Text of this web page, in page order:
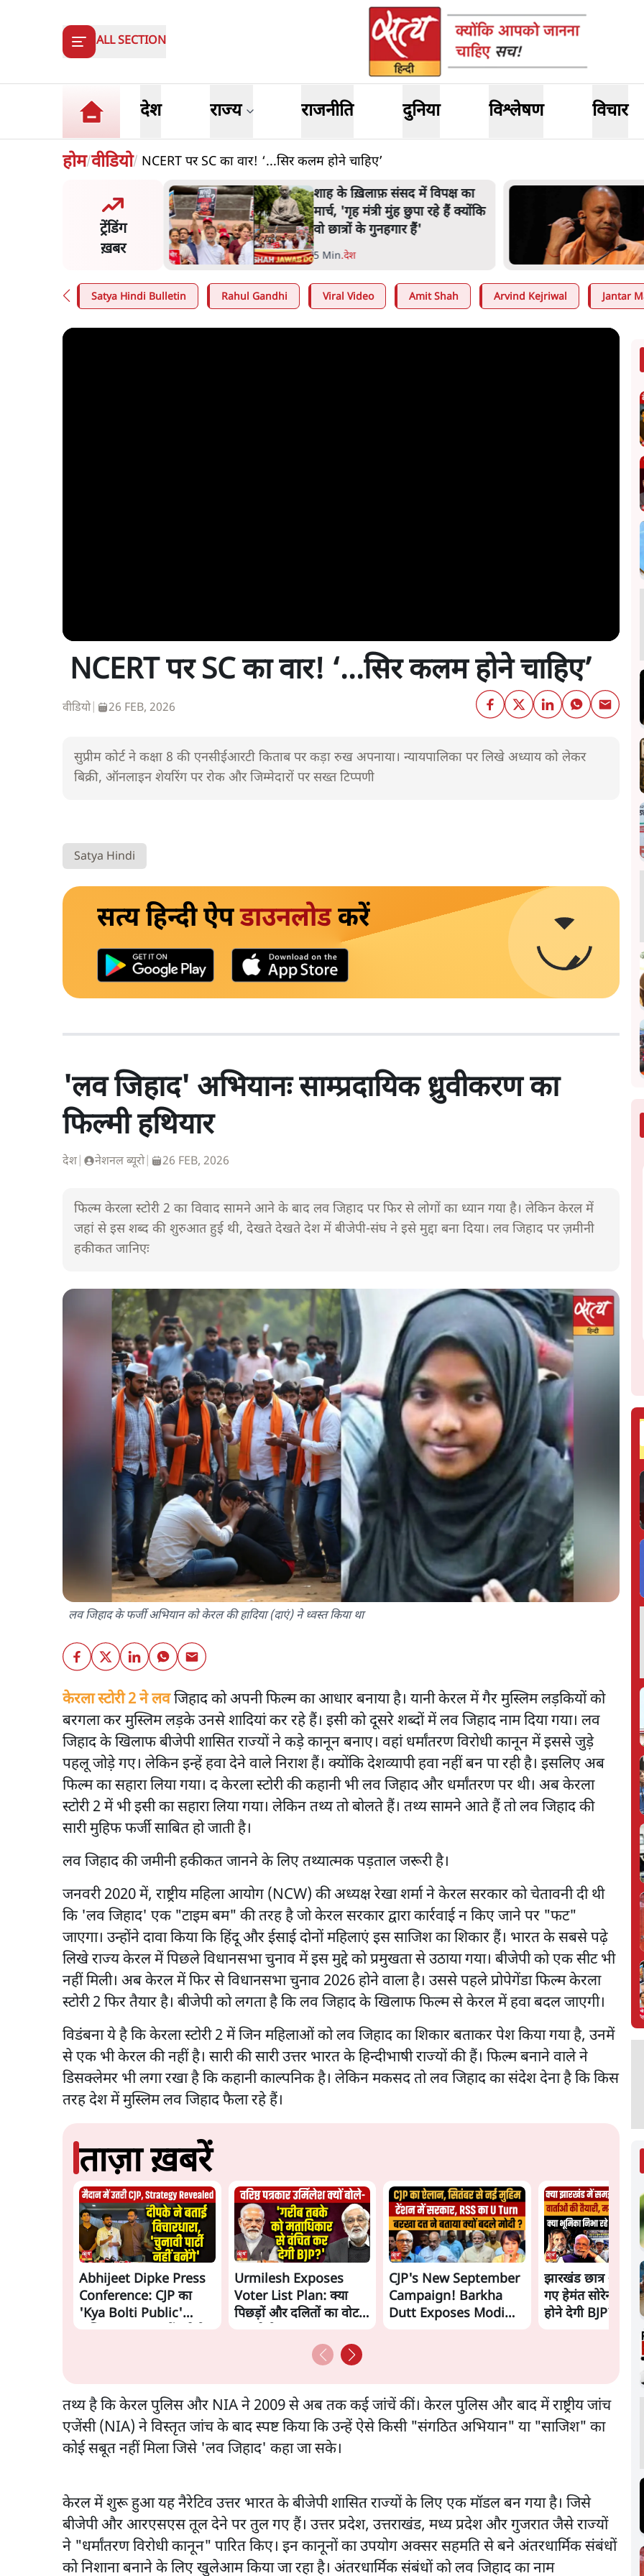
ALL SECTION
देश राज्य राजनीति दुनिया विश्लेषण विचार
होम/वीडियो/ NCERT पर SC का वार! ‘...सिर कलम होने चाहिए’
ट्रेंडिंग
ख़बर
ख़िलाफ़ संसद में विपक्ष का
'गृह मंत्री मुंह छुपा रहे हैं क्योंकि
जनता का 2.32 करोड़ रोज़ाना खर्चः
योगी सरकार ने विज्ञापनों पर उड़ाने में
मोदी 3.0 को भी पीछे छोड़ा
7 Min.उत्तर प्रदेश
Satya Hindi Bulletin Rahul Gandhi Viral Video Amit Shah Arvind Kejriwal Jantar
NCERT पर SC का वार! ‘...सिर कलम होने चाहिए’
वीडियो| 26 FEB, 2026
सुप्रीम कोर्ट ने कक्षा 8 की एनसीईआरटी किताब पर कड़ा रुख अपनाया। न्यायपालिका पर लिखे अध्याय को लेकर
बिक्री, ऑनलाइन शेयरिंग पर रोक और जिम्मेदारों पर सख्त टिप्पणी
Satya Hindi
सत्य हिन्दी ऐपडाउनलोडकरें
'लव जिहाद' अभियानः साम्प्रदायिक ध्रुवीकरण का
फिल्मी हथियार
देश नेशनल ब्यूरो| 26 FEB, 2026
फिल्म केरला स्टोरी 2 का विवाद सामने आने के बाद लव जिहाद पर फिर से लोगों का ध्यान गया है। लेकिन केरल में
जहां से इस शब्द की शुरुआत हुई थी, देखते देखते देश में बीजेपी-संघ ने इसे मुद्दा बना दिया। लव जिहाद पर ज़मीनी
हकीकत जानिएः
लव जिहाद के फर्जी अभियान को केरल की हादिया (दाएं) ने ध्वस्त किया था
केरला स्टोरी 2 ने लवजिहाद को अपनी फिल्म का आधार बनाया है। यानी केरल में गैर मुस्लिम लड़कियों को
बरगला कर मुस्लिम लड़के उनसे शादियां कर रहे हैं। इसी को दूसरे शब्दों में लव जिहाद नाम दिया गया। लव
जिहाद के खिलाफ बीजेपी शासित राज्यों ने कड़े कानून बनाए। वहां धर्मांतरण विरोधी कानून में इससे जुड़े
पहलू जोड़े गए। लेकिन इन्हें हवा देने वाले निराश हैं। क्योंकि देशव्यापी हवा नहीं बन पा रही है। इसलिए अब
फिल्म का सहारा लिया गया। द केरला स्टोरी की कहानी भी लव जिहाद और धर्मांतरण पर थी। अब केरला
स्टोरी 2 में भी इसी का सहारा लिया गया। लेकिन तथ्य तो बोलते हैं। तथ्य सामने आते हैं तो लव जिहाद की
सारी मुहिफ फर्जी साबित हो जाती है।
लव जिहाद की जमीनी हकीकत जानने के लिए तथ्यात्मक पड़ताल जरूरी है।
जनवरी 2020 में, राष्ट्रीय महिला आयोग (NCW) की अध्यक्ष रेखा शर्मा ने केरल सरकार को चेतावनी दी थी
कि 'लव जिहाद' एक "टाइम बम" की तरह है जो केरल सरकार द्वारा कार्रवाई न किए जाने पर "फट"
जाएगा। उन्होंने दावा किया कि हिंदू और ईसाई दोनों महिलाएं इस साजिश का शिकार हैं। भारत के सबसे पढ़े
लिखे राज्य केरल में पिछले विधानसभा चुनाव में इस मुद्दे को प्रमुखता से उठाया गया। बीजेपी को एक सीट भी
नहीं मिली। अब केरल में फिर से विधानसभा चुनाव 2026 होने वाला है। उससे पहले प्रोपेगेंडा फिल्म केरला
स्टोरी 2 फिर तैयार है। बीजेपी को लगता है कि लव जिहाद के खिलाफ फिल्म से केरल में हवा बदल जाएगी।
विडंबना ये है कि केरला स्टोरी 2 में जिन महिलाओं को लव जिहाद का शिकार बताकर पेश किया गया है, उनमें
से एक भी केरल की नहीं है। सारी की सारी उत्तर भारत के हिन्दीभाषी राज्यों की हैं। फिल्म बनाने वाले ने
डिसक्लेमर भी लगा रखा है कि कहानी काल्पनिक है। लेकिन मकसद तो लव जिहाद का संदेश देना है कि किस
तरह देश में मुस्लिम लव जिहाद फैला रहे हैं।
ताज़ा ख़बरें
Abhijeet Dipke Press
Conference: CJP का
'Kya Bolti Public'
Urmilesh Exposes
Voter List Plan: क्या
पिछड़ों और दलितों का वोट
CJP's New September
Campaign! Barkha
Dutt Exposes Modi
झारखंड छात्र
गए हेमंत सोरेन,
होने देगी BJP?
तथ्य है कि केरल पुलिस और NIA ने 2009 से अब तक कई जांचें कीं। केरल पुलिस और बाद में राष्ट्रीय जांच
एजेंसी (NIA) ने विस्तृत जांच के बाद स्पष्ट किया कि उन्हें ऐसे किसी "संगठित अभियान" या "साजिश" का
कोई सबूत नहीं मिला जिसे 'लव जिहाद' कहा जा सके।
केरल में शुरू हुआ यह नैरेटिव उत्तर भारत के बीजेपी शासित राज्यों के लिए एक मॉडल बन गया है। जिसे
बीजेपी और आरएसएस तूल देने पर तुल गए हैं। उत्तर प्रदेश, उत्तराखंड, मध्य प्रदेश और गुजरात जैसे राज्यों
ने "धर्मांतरण विरोधी कानून" पारित किए। इन कानूनों का उपयोग अक्सर सहमति से बने अंतरधार्मिक संबंधों
को निशाना बनाने के लिए खुलेआम किया जा रहा है। अंतरधार्मिक संबंधों को लव जिहाद का नाम